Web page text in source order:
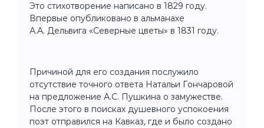
Это стихотворение написано в 1829 году.
Впервые опубликовано в альманахе
А.А. Дельвига «Северные цветы» в 1831 году.
Причиной для его создания послужило
отсутствие точного ответа Натальи Гончаровой
на предложение А.С. Пушкина о замужестве.
После этого в поисках душевного успокоения
поэт отправился на Кавказ, где и было создано